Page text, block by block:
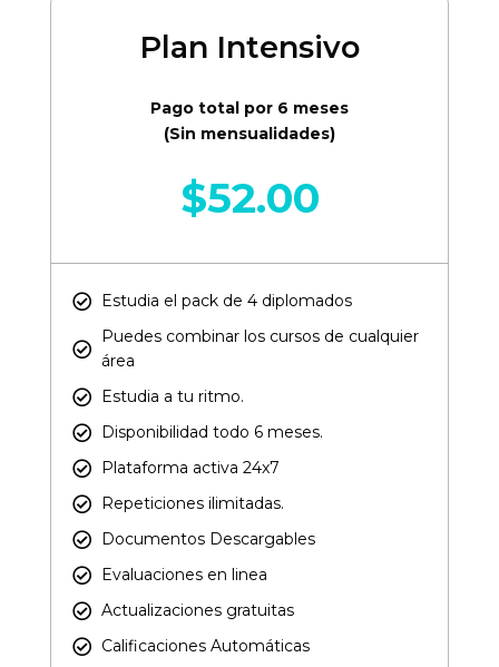
Plan Intensivo
Pago total por 6 meses
(Sin mensualidades)
$52.00
Estudia el pack de 4 diplomados
Puedes combinar los cursos de cualquier
área​
Estudia a tu ritmo.
Disponibilidad todo 6 meses.
Plataforma activa 24x7
Repeticiones ilimitadas.
Documentos Descargables
Evaluaciones en linea
Actualizaciones gratuitas
Calificaciones Automáticas